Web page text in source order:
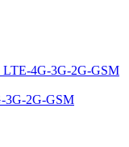
4G-3G-2G-GSM
3G-2G-GSM